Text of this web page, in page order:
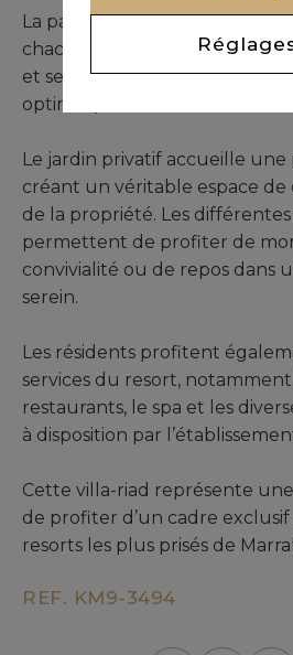
La partie nuit comprend
chacune aménagée avec sa
et ses rangements, assurant
optimal pour les résidents et
Le jardin privatif accueille une
créant un véritable espace
de la propriété. Les différentes
permettent de profiter de
convivialité ou de repos dans
serein.
Les résidents profitent
services du resort,
restaurants, le spa et les
à disposition par
Cette villa-riad représente
de profiter d’un cadre exclusif
resorts les plus prisés de
REF. KM9-3494